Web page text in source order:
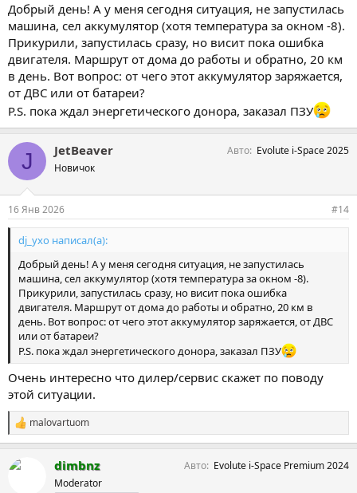
Добрый день! А у меня сегодня ситуация, не запустилась
машина, сел аккумулятор (хотя температура за окном -8).
Прикурили, запустилась сразу, но висит пока ошибка
двигателя. Маршрут от дома до работы и обратно, 20 км
в день. Вот вопрос: от чего этот аккумулятор заряжается,
от ДВС или от батареи?
P.S. пока ждал энергетического донора, заказал ПЗУ
J JetBeaver
Новичок
Авто Evolute i-Space 2025
16 Янв 2026 #14
dj_yxo написал(а):
Добрый день! А у меня сегодня ситуация, не запустилась
машина, сел аккумулятор (хотя температура за окном -8).
Прикурили, запустилась сразу, но висит пока ошибка
двигателя. Маршрут от дома до работы и обратно, 20 км в
день. Вот вопрос: от чего этот аккумулятор заряжается, от ДВС
или от батареи?
P.S. пока ждал энергетического донора, заказал ПЗУ
Очень интересно что дилер/сервис скажет по поводу
этой ситуации.
С
и
п
malovartuom
dimbnz
Moderator
Авто Evolute i-Space Premium 2024